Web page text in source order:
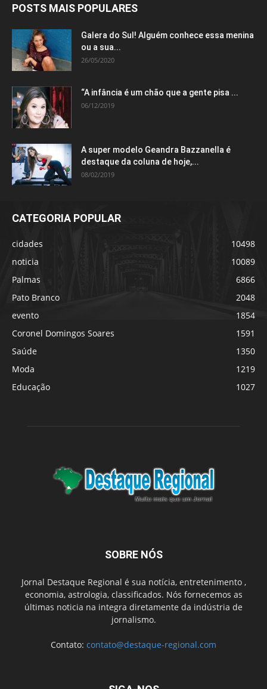
POSTS MAIS POPULARES
Galera do Sul! Alguém conhece essa menina
ou a sua...
26/05/2020
“A infância é um chão que a gente pisa ...
06/12/2019
A super modelo Geandra Bazzanella é
destaque da coluna de hoje,...
08/02/2019
CATEGORIA POPULAR
cidades
10498
noticia
10089
Palmas
6866
Pato Branco
2048
evento
1854
Coronel Domingos Soares
1591
Saúde
1350
Moda
1219
Educação
1027
SOBRE NÓS
Jornal Destaque Regional é sua notícia, entretenimento ,
economia, astrologia, classificados. Nós fornecemos as
últimas noticia na integra diretamente da indústria de
jornalismo.
Contato: contato@destaque-regional.com